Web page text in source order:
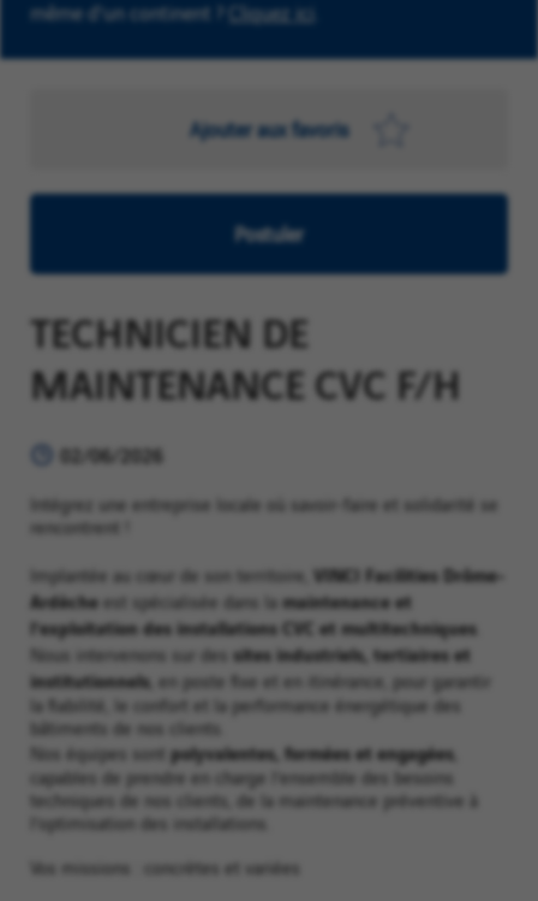
même d'un continent ? Cliquez ici
Ajouter aux favoris
Postuler
TECHNICIEN DE
MAINTENANCE CVC F/H
02/06/2026
Intégrez une entreprise locale où savoir-faire et solidarité se
rencontrent !
Implantée au cœur de son territoire, VINCI Facilities Drôme-
Ardèche est spécialisée dans la maintenance et
l’exploitation des installations CVC et multitechniques
Nous intervenons sur des sites industriels, tertiaires et
institutionnels , en poste fixe et en itinérance, pour garantir
la fiabilité, le confort et la performance énergétique des
bâtiments de nos clients.
Nos équipes sont polyvalentes, formées et engagées
capables de prendre en charge l’ensemble des besoins
techniques de nos clients, de la maintenance préventive à
l’optimisation des installations.
Vos missions : concrètes et variées